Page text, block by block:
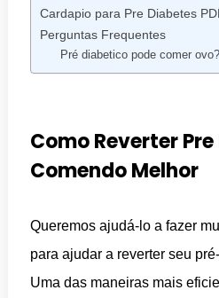
Cardapio para Pre Diabetes
Perguntas Frequentes
Pré diabetico pode comer ovo?
Como Reverter
Comendo Melhor
Queremos ajudá-lo a fazer
para ajudar a reverter seu
Uma das maneiras mais